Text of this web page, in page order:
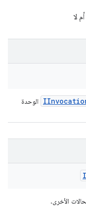
لا
الوحدة
الأخرى.